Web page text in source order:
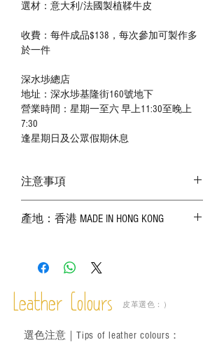
選材：意大利/法國製植鞣牛皮
收費：每件成品$138，每次參加可製作多
於一件
深水埗總店
地址：深水埗基隆街160號地下
營業時間：星期一至六 早上11:30至晚上
7:30
逢星期日及公眾假期休息
注意事項
實物為準；
－ 植鞣皮革容易受環境、使用程度等產生
成後定期在皮面塗上皮革專用清潔劑及貂
鼠油等；
適合六歲以下兒童使用；六至十二歲兒童
產地：香港 MADE IN HONG KONG
Leather Colours 皮革選色：）
選色注意｜ Tips of leather colours ：